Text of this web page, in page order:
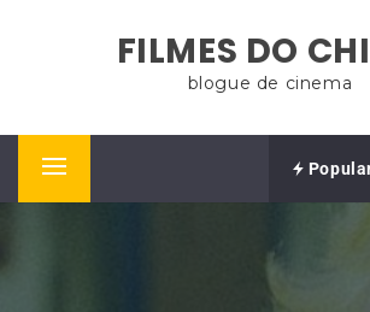
FILMES DO
blogue de cinema
Primary